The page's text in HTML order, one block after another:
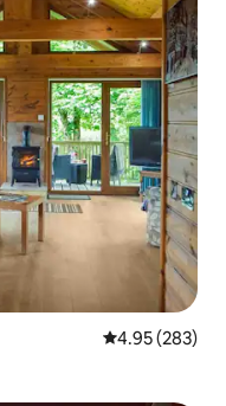
평점 4.95점(5
4.95 (283)